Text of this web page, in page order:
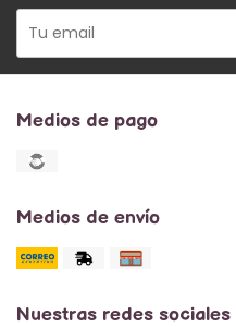
Medios de pago
Medios de envío
Nuestras redes sociales